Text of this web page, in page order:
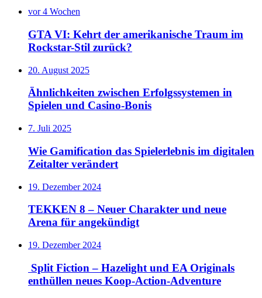
vor 4 Wochen
GTA VI: Kehrt der amerikanische Traum im
Rockstar-Stil zurück?
20. August 2025
Ähnlichkeiten zwischen Erfolgssystemen in
Spielen und Casino‑Bonis
7. Juli 2025
Wie Gamification das Spielerlebnis im digitalen
Zeitalter verändert
19. Dezember 2024
TEKKEN 8 – Neuer Charakter und neue
Arena für angekündigt
19. Dezember 2024
Split Fiction – Hazelight und EA Originals
enthüllen neues Koop-Action-Adventure